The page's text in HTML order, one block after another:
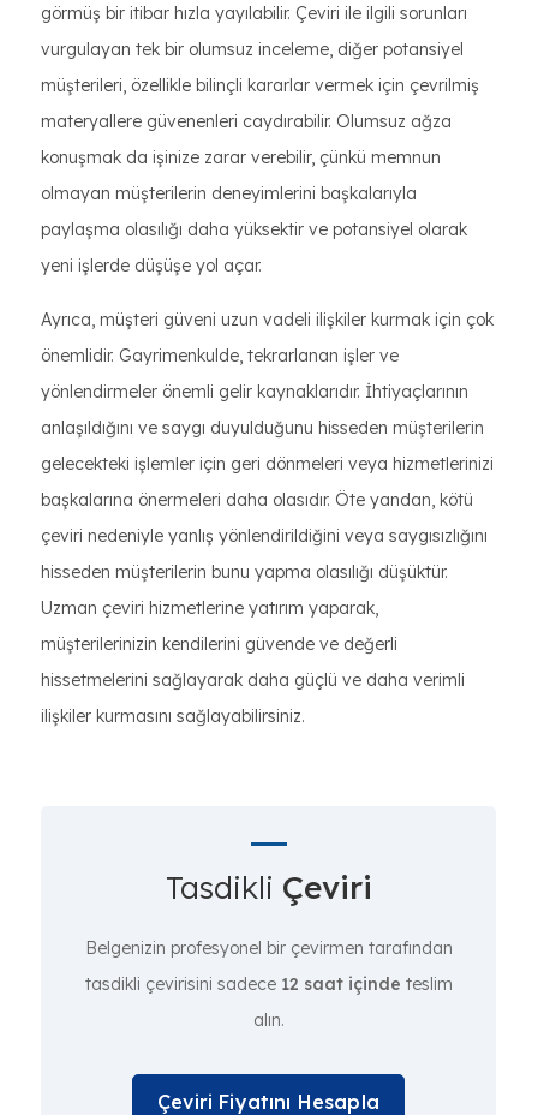
görmüş bir itibar hızla yayılabilir. Çeviri ile ilgili sorunları
vurgulayan tek bir olumsuz inceleme, diğer potansiyel
müşterileri, özellikle bilinçli kararlar vermek için çevrilmiş
materyallere güvenenleri caydırabilir. Olumsuz ağza
konuşmak da işinize zarar verebilir, çünkü memnun
olmayan müşterilerin deneyimlerini başkalarıyla
paylaşma olasılığı daha yüksektir ve potansiyel olarak
yeni işlerde düşüşe yol açar.
Ayrıca, müşteri güveni uzun vadeli ilişkiler kurmak için çok
önemlidir. Gayrimenkulde, tekrarlanan işler ve
yönlendirmeler önemli gelir kaynaklarıdır. İhtiyaçlarının
anlaşıldığını ve saygı duyulduğunu hisseden müşterilerin
gelecekteki işlemler için geri dönmeleri veya hizmetlerinizi
başkalarına önermeleri daha olasıdır. Öte yandan, kötü
çeviri nedeniyle yanlış yönlendirildiğini veya saygısızlığını
hisseden müşterilerin bunu yapma olasılığı düşüktür.
Uzman çeviri hizmetlerine yatırım yaparak,
müşterilerinizin kendilerini güvende ve değerli
hissetmelerini sağlayarak daha güçlü ve daha verimli
ilişkiler kurmasını sağlayabilirsiniz.
Tasdikli Çeviri
Belgenizin profesyonel bir çevirmen tarafından
tasdikli çevirisini sadece 12 saat içinde teslim
alın.
Çeviri Fiyatını Hesapla